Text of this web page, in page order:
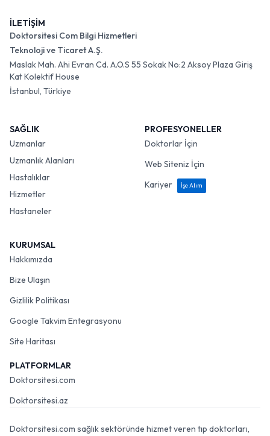
İLETİŞİM
Doktorsitesi Com Bilgi Hizmetleri
Teknoloji ve Ticaret A.Ş.
Maslak Mah. Ahi Evran Cd. A.O.S 55 Sokak No:2 Aksoy Plaza Giriş
Kat Kolektif House
İstanbul, Türkiye
SAĞLIK
Uzmanlar
Uzmanlık Alanları
Hastalıklar
Hizmetler
Hastaneler
PROFESYONELLER
Doktorlar İçin
Web Siteniz İçin
Kariyer
İşe Alım
KURUMSAL
Hakkımızda
Bize Ulaşın
Gizlilik Politikası
Google Takvim Entegrasyonu
Site Haritası
PLATFORMLAR
Doktorsitesi.com
Doktorsitesi.az
Doktorsitesi.com sağlık sektöründe hizmet veren tıp doktorları,